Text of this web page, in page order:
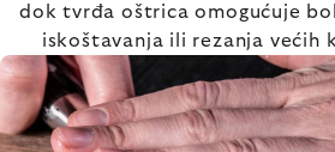
dok tvrđa oštrica omogućuje
iskoštavanja ili rezanja većih